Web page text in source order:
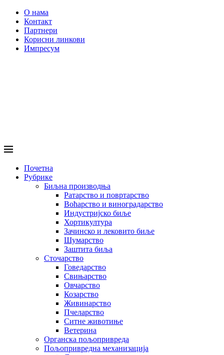
О нама
Контакт
Партнери
Корисни линкови
Импресум
Почетна
Рубрике
Биљна производња
Ратарство и повртарство
Воћарство и виноградарство
Индустријско биље
Хортикултура
Зачинско и лековито биље
Шумарство
Заштита биља
Сточарство
Говедарство
Свињарство
Овчарство
Козарство
Живинарство
Пчеларство
Ситне животиње
Ветерина
Органска пољопривреда
Пољопривредна механизација